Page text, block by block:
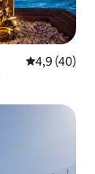
Prosječna
4,9 (40)